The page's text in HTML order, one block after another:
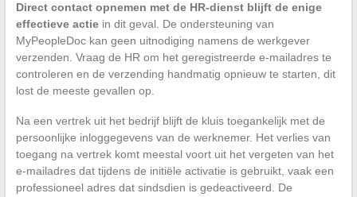
Direct contact opnemen met de HR-dienst blijft de enige
effectieve actiein dit geval. De ondersteuning van
MyPeopleDoc kan geen uitnodiging namens de werkgever
verzenden. Vraag de HR om het geregistreerde e-mailadres te
controleren en de verzending handmatig opnieuw te starten, dit
lost de meeste gevallen op.
Na een vertrek uit het bedrijf blijft de kluis toegankelijk met de
persoonlijke inloggegevens van de werknemer. Het verlies van
toegang na vertrek komt meestal voort uit het vergeten van het
e-mailadres dat tijdens de initiële activatie is gebruikt, vaak een
professioneel adres dat sindsdien is gedeactiveerd. De